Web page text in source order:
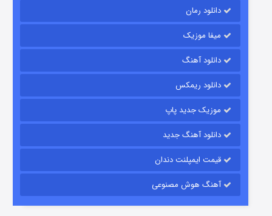
قسمت۱۵ (دوبله) منتشر شد
دانلود رمان
میفا موزیک
دانلود آهنگ
دانلود ریمکس
موزیک جدید پاپ
دانلود آهنگ جدید
قیمت ایمپلنت دندان
آهنگ هوش مصنوعی